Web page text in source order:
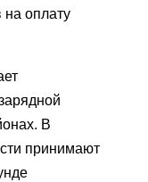
на оплату
В
принимают